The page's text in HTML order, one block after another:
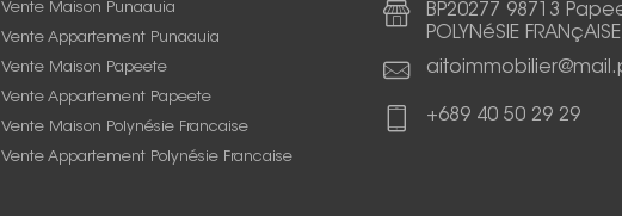
Vente Maison Punaauia
Vente Appartement Punaauia
Vente Maison Papeete
Vente Appartement Papeete
Vente Maison Polynésie Francaise
Vente Appartement Polynésie Francaise
BP20277 98713
POLYNéSIE FRANçAISE
+689 40 50 29 29